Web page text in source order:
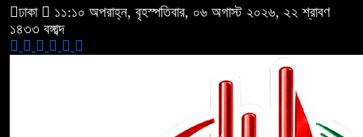
ঢাকা
১১:১০ অপরাহ্ন, বৃহস্পতিবার, ০৬ অগাস্ট ২০২৬, ২২ শ্রাবণ
১৪৩৩ বঙ্গাব্দ